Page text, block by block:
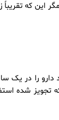
اين كه تقريباً
دارو را در یک
تجویز شده